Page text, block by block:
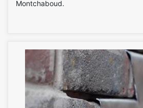
Montchaboud.